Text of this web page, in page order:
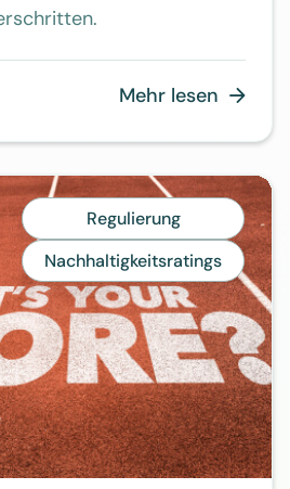
Mehr lesen 
Regulierung
Nachhaltigkeitsratings